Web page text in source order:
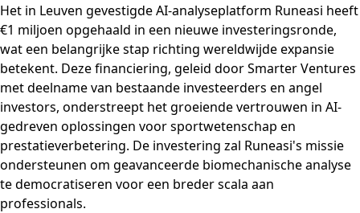
Het in Leuven gevestigde AI-analyseplatform Runeasi heeft
€1 miljoen opgehaald in een nieuwe investeringsronde,
wat een belangrijke stap richting wereldwijde expansie
betekent. Deze financiering, geleid door Smarter Ventures
met deelname van bestaande investeerders en angel
investors, onderstreept het groeiende vertrouwen in AI-
gedreven oplossingen voor sportwetenschap en
prestatieverbetering. De investering zal Runeasi's missie
ondersteunen om geavanceerde biomechanische analyse
te democratiseren voor een breder scala aan
professionals.